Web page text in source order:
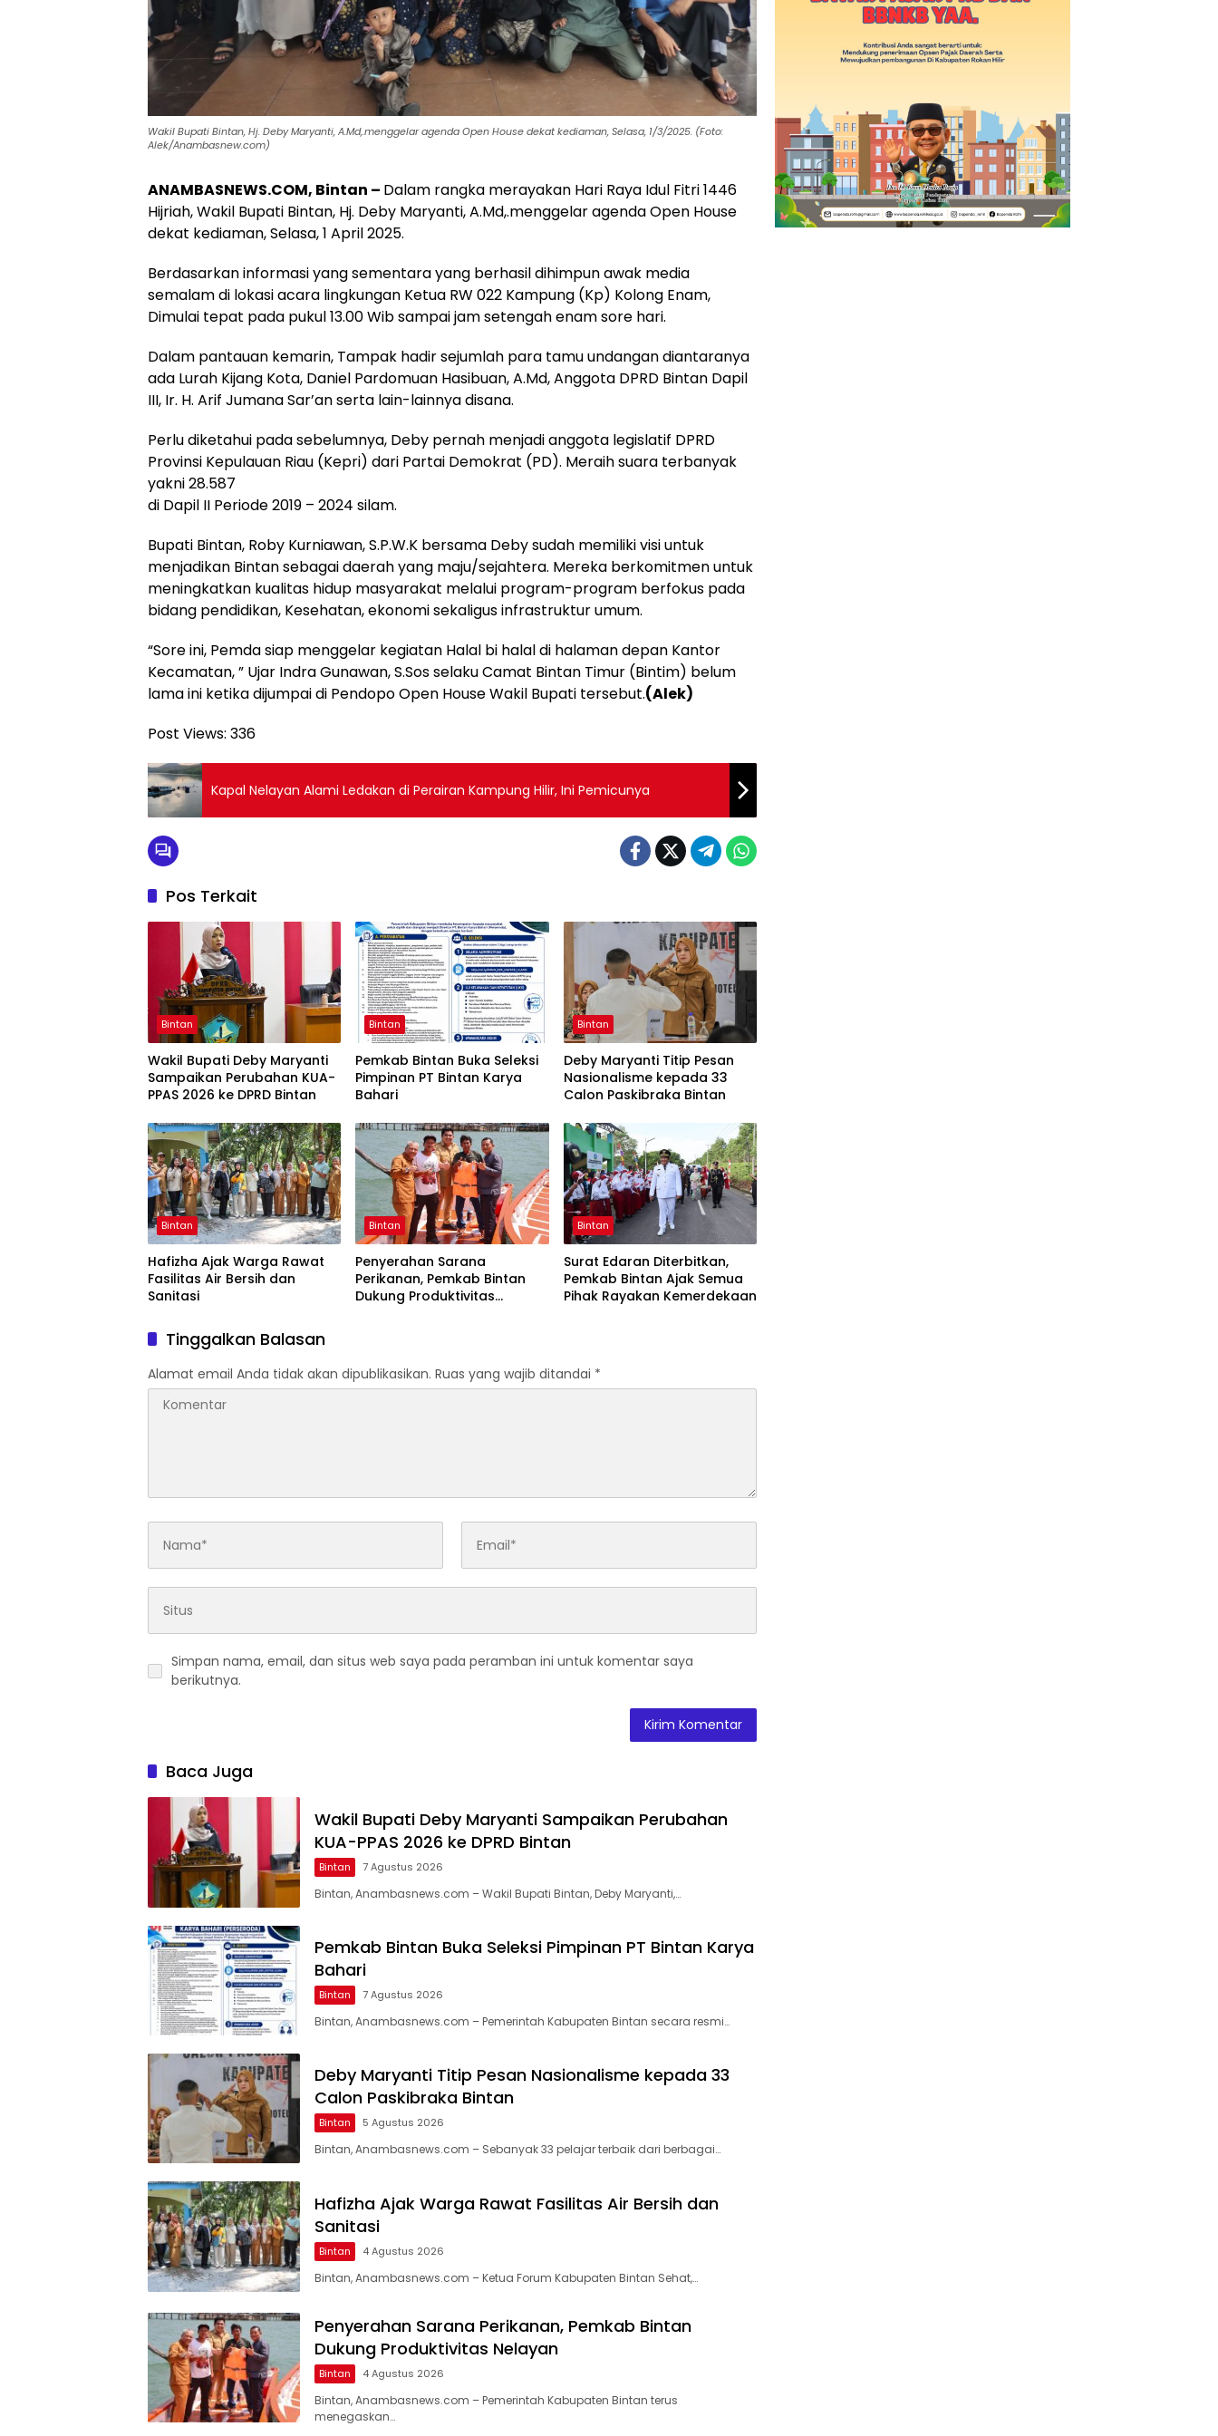
Wakil Bupati Bintan, Hj. Deby Maryanti, A.Md,.menggelar agenda Open House dekat kediaman, Selasa, 1/3/2025. (Foto:
Alek/Anambasnew.com)
ANAMBASNEWS.COM, Bintan – Dalam rangka merayakan Hari Raya Idul Fitri 1446
Hijriah, Wakil Bupati Bintan, Hj. Deby Maryanti, A.Md,.menggelar agenda Open House
dekat kediaman, Selasa, 1 April 2025.
Berdasarkan informasi yang sementara yang berhasil dihimpun awak media
semalam di lokasi acara lingkungan Ketua RW 022 Kampung (Kp) Kolong Enam,
Dimulai tepat pada pukul 13.00 Wib sampai jam setengah enam sore hari.
Dalam pantauan kemarin, Tampak hadir sejumlah para tamu undangan diantaranya
ada Lurah Kijang Kota, Daniel Pardomuan Hasibuan, A.Md, Anggota DPRD Bintan Dapil
III, Ir. H. Arif Jumana Sar’an serta lain-lainnya disana.
Perlu diketahui pada sebelumnya, Deby pernah menjadi anggota legislatif DPRD
Provinsi Kepulauan Riau (Kepri) dari Partai Demokrat (PD). Meraih suara terbanyak
yakni 28.587
di Dapil II Periode 2019 – 2024 silam.
Bupati Bintan, Roby Kurniawan, S.P.W.K bersama Deby sudah memiliki visi untuk
menjadikan Bintan sebagai daerah yang maju/sejahtera. Mereka berkomitmen untuk
meningkatkan kualitas hidup masyarakat melalui program-program berfokus pada
bidang pendidikan, Kesehatan, ekonomi sekaligus infrastruktur umum.
“Sore ini, Pemda siap menggelar kegiatan Halal bi halal di halaman depan Kantor
Kecamatan, ” Ujar Indra Gunawan, S.Sos selaku Camat Bintan Timur (Bintim) belum
lama ini ketika dijumpai di Pendopo Open House Wakil Bupati tersebut.(Alek)
Post Views: 336
Kapal Nelayan Alami Ledakan di Perairan Kampung Hilir, Ini Pemicunya
Pos Terkait
Bintan
Wakil Bupati Deby Maryanti
Sampaikan Perubahan KUA-
PPAS 2026 ke DPRD Bintan
Bintan
Pemkab Bintan Buka Seleksi
Pimpinan PT Bintan Karya
Bahari
Bintan
Deby Maryanti Titip Pesan
Nasionalisme kepada 33
Calon Paskibraka Bintan
Bintan
Hafizha Ajak Warga Rawat
Fasilitas Air Bersih dan
Sanitasi
Bintan
Penyerahan Sarana
Perikanan, Pemkab Bintan
Dukung Produktivitas
Bintan
Surat Edaran Diterbitkan,
Pemkab Bintan Ajak Semua
Pihak Rayakan Kemerdekaan
Tinggalkan Balasan
Alamat email Anda tidak akan dipublikasikan. Ruas yang wajib ditandai *
Simpan nama, email, dan situs web saya pada peramban ini untuk komentar saya
berikutnya.
Baca Juga
Wakil Bupati Deby Maryanti Sampaikan Perubahan
KUA-PPAS 2026 ke DPRD Bintan
Bintan 7 Agustus 2026
Bintan, Anambasnews.com – Wakil Bupati Bintan, Deby Maryanti,…
Pemkab Bintan Buka Seleksi Pimpinan PT Bintan Karya
Bahari
Bintan 7 Agustus 2026
Bintan, Anambasnews.com – Pemerintah Kabupaten Bintan secara resmi…
Deby Maryanti Titip Pesan Nasionalisme kepada 33
Calon Paskibraka Bintan
Bintan 5 Agustus 2026
Bintan, Anambasnews.com – Sebanyak 33 pelajar terbaik dari berbagai…
Hafizha Ajak Warga Rawat Fasilitas Air Bersih dan
Sanitasi
Bintan 4 Agustus 2026
Bintan, Anambasnews.com – Ketua Forum Kabupaten Bintan Sehat,…
Penyerahan Sarana Perikanan, Pemkab Bintan
Dukung Produktivitas Nelayan
Bintan 4 Agustus 2026
Bintan, Anambasnews.com – Pemerintah Kabupaten Bintan terus
menegaskan…